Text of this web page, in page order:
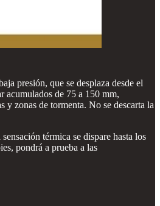
presión, que se desplaza desde el
acumulados de 75 a 150 mm,
y zonas de tormenta. No se descarta la
térmica se dispare hasta los
pondrá a prueba a las